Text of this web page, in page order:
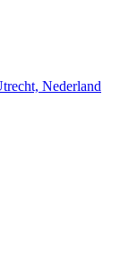
Nederland